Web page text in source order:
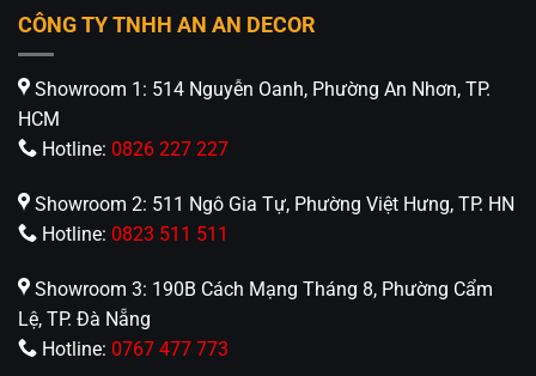
CÔNG TY TNHH AN AN DECOR
Showroom 1: 514 Nguyễn Oanh, Phường An Nhơn, TP.
HCM
Hotline: 0826 227 227
Showroom 2: 511 Ngô Gia Tự, Phường Việt Hưng, TP. HN
Hotline: 0823 511 511
Showroom 3: 190B Cách Mạng Tháng 8, Phường Cẩm
Lệ, TP. Đà Nẵng
Hotline: 0767 477 773